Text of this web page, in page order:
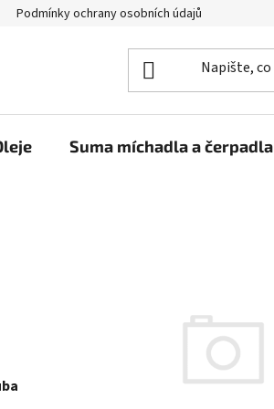
Podmínky ochrany osobních údajů
Suma míchadla a čerpadla